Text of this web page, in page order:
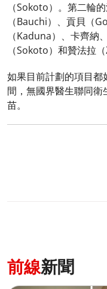
（Sokoto）。第二輪
（Bauchi）、貢貝（
（Kaduna）、卡齊納
（Sokoto）和贊法拉
如果目前計劃的項目
間，無國界醫生聯同
苗。
前線新聞